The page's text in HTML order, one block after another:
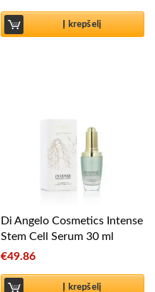
Į krepšelį
Di Angelo Cosmetics Intense
Stem Cell Serum 30 ml
€49.86
Į krepšelį